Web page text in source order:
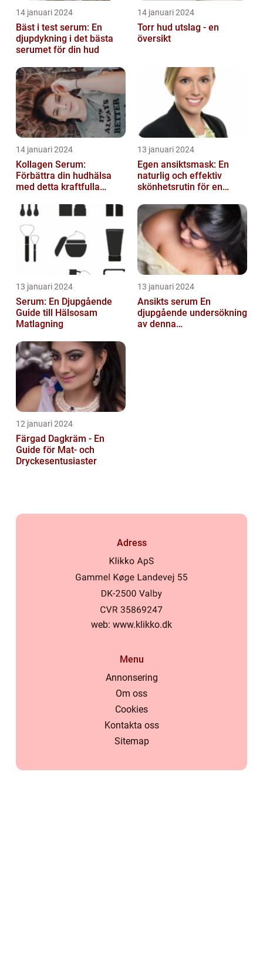
14 januari 2024
Bäst i test serum: En
djupdykning i det bästa
serumet för din hud
14 januari 2024
Torr hud utslag - en
översikt
14 januari 2024
Kollagen Serum:
Förbättra din hudhälsa
med detta kraftfulla
13 januari 2024
Egen ansiktsmask: En
naturlig och effektiv
skönhetsrutin för en
13 januari 2024
Serum: En Djupgående
Guide till Hälsosam
Matlagning
13 januari 2024
Ansikts serum En
djupgående undersökning
av denna
12 januari 2024
Färgad Dagkräm - En
Guide för Mat- och
Dryckesentusiaster
Adress
web: www.klikko.dk
Menu
Annonsering
Om oss
Cookies
Kontakta oss
Sitemap